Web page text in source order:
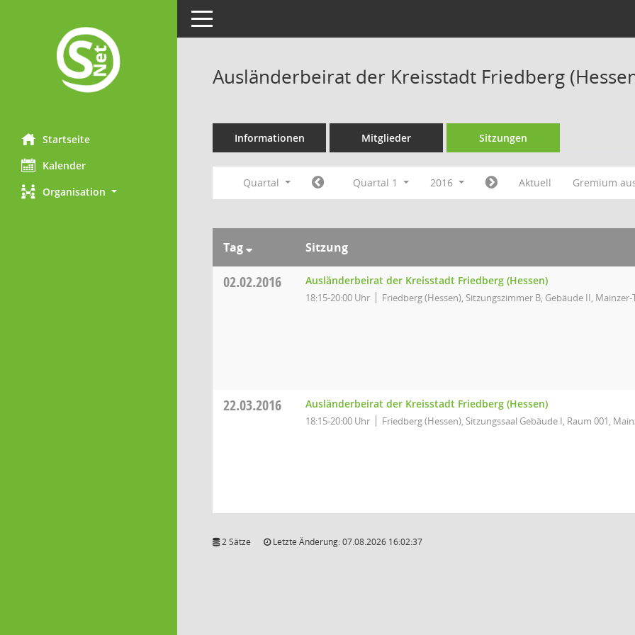
Startseite
Kalender
Organisation
Toggle navigation
Ausländerbeirat der Kreisstadt Friedberg
Informationen Mitglieder Sitzungen
Quartal Quartal 1 2016 Aktuell Gremium
Tag Sitzung
02.02.2016 Ausländerbeirat der Kreisstadt Friedberg (Hessen)
18:15-20:00 Uhr Friedberg (Hessen), Sitzungszimmer B, Gebäude II, Mainzer-
22.03.2016 Ausländerbeirat der Kreisstadt Friedberg (Hessen)
18:15-20:00 Uhr Friedberg (Hessen), Sitzungssaal Gebäude I, Raum 001,
2 Sätze Letzte Änderung: 07.08.2026 16:02:37